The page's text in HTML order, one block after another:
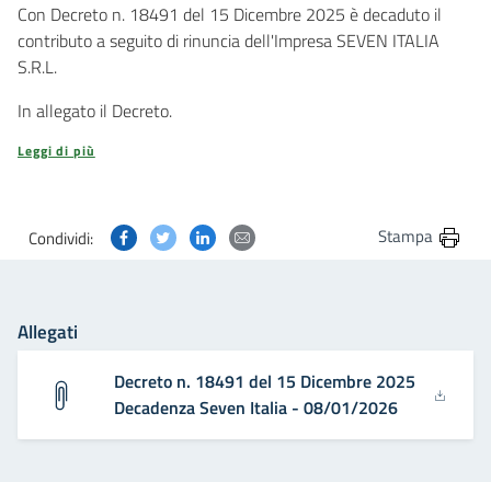
Con Decreto n. 18491 del 15 Dicembre 2025 è decaduto il
contributo a seguito di rinuncia dell'Impresa SEVEN ITALIA
S.R.L.
In allegato il Decreto.
Leggi di più
Condividi: Condividi questa pagina su Facebook
Condividi questa pagina su Twitter
Condividi questa pagina su Linkedin
Condividi questa pagina via
Stampa
Allegati
Decreto n. 18491 del 15 Dicembre 2025
Decadenza Seven Italia - 08/01/2026